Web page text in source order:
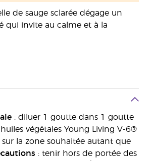
de sauge sclarée dégage un
qui invite au calme et à la
: diluer 1 goutte dans 1 goutte
végétales Young Living V-6®
la zone souhaitée autant que
: tenir hors de portée des